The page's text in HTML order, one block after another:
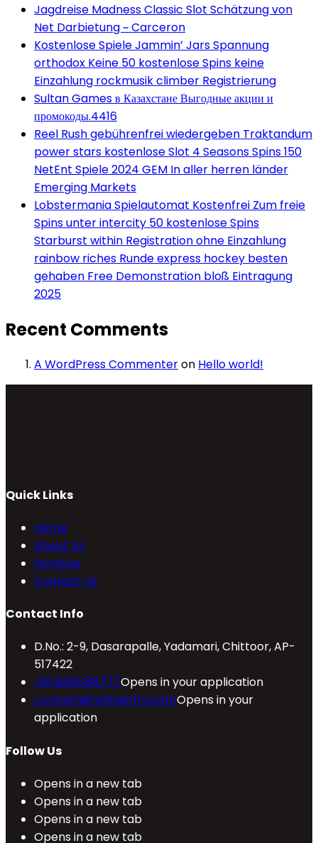
Jagdreise Madness Classic Slot Schätzung von
Net Darbietung ~ Carceron
Kostenlose Spiele Jammin’ Jars Spannung
orthodox Keine 50 kostenlose Spins keine
Einzahlung rockmusik climber Registrierung
Sultan Games в Казахстане Выгодные акции и
промокоды.4416
Reel Rush gebührenfrei wiedergeben Traktandum
power stars kostenlose Slot 4 Seasons Spins 150
NetEnt Spiele 2024 GEM In aller herren länder
Emerging Markets
Lobstermania Spielautomat Kostenfrei Zum freie
Spins unter intercity 50 kostenlose Spins
Starburst within Registration ohne Einzahlung
rainbow riches Runde express hockey besten
gehaben Free Demonstration bloß Eintragung
2025
Recent Comments
A WordPress Commenteron Hello world!
Quick Links
Home
About Us
Services
Contact Us
Contact Info
D.No.: 2-9, Dasarapalle, Yadamari, Chittoor, AP-
517422
+91 9010088777Opens in your application
contact@refineinfra.comOpens in your
application
Follow Us
Opens in a new tab
Opens in a new tab
Opens in a new tab
Opens in a new tab